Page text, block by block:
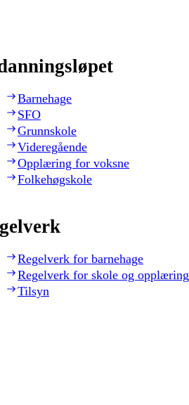
Barnehage
SFO
Grunnskole
Videregående
Opplæring for voksne
Folkehøgskole
Regelverk for barnehage
Regelverk for skole og opplæring
Tilsyn